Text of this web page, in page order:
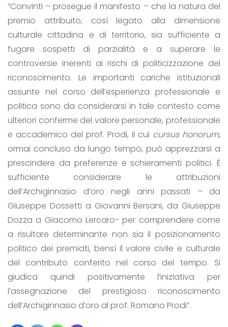
“Convinti – prosegue il manifesto – che la natura del
premio attribuito, così legato alla dimensione
culturale cittadina e di territorio, sia sufficiente a
fugare sospetti di parzialità e a superare le
controversie inerenti ai rischi di politicizzazione del
riconoscimento. Le importanti cariche istituzionali
assunte nel corso dell’esperienza professionale e
politica sono da considerarsi in tale contesto come
ulteriori conferme del valore personale, professionale
e accademico del prof. Prodi, il cui cursus honorum,
ormai concluso da lungo tempo, può apprezzarsi a
prescindere da preferenze e schieramenti politici. È
sufficiente considerare le attribuzioni
dell’Archiginnasio d’oro negli anni passati – da
Giuseppe Dossetti a Giovanni Bersani, da Giuseppe
Dozza a Giacomo Lercaro- per comprendere come
a risultare determinante non sia il posizionamento
politico dei premiati, bensì il valore civile e culturale
del contributo conferito nel corso del tempo. Si
giudica quindi positivamente l’iniziativa per
l’assegnazione del prestigioso riconoscimento
dell’Archiginnasio d’oro al prof. Romano Prodi”.